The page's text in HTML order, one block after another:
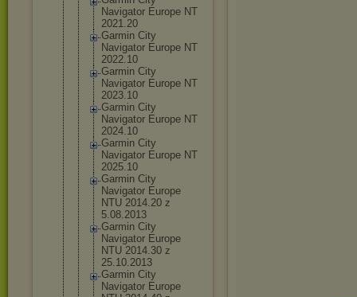
Navigator Europe NT
2021.20
Garmin City
Navigator Europe NT
2022.10
Garmin City
Navigator Europe NT
2023.10
Garmin City
Navigator Europe NT
2024.10
Garmin City
Navigator Europe NT
2025.10
Garmin City
Navigator Europe
NTU 2014.20 z
5.08.2013
Garmin City
Navigator Europe
NTU 2014.30 z
25.10.2013
Garmin City
Navigator Europe